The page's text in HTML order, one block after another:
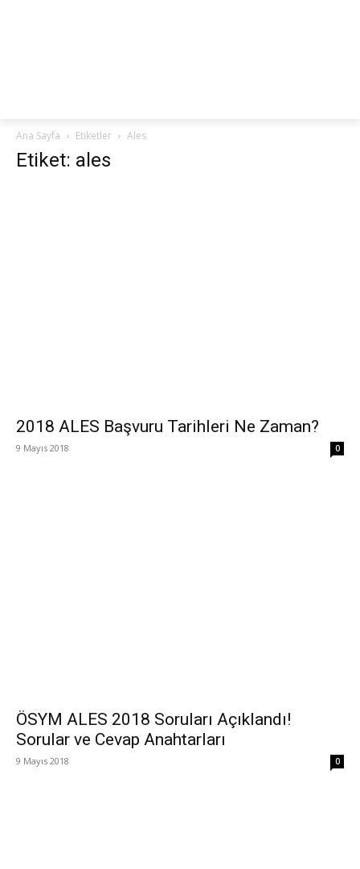
Ana Sayfa Etiketler Ales
Etiket: ales
2018 ALES Başvuru Tarihleri Ne Zaman?
9 Mayıs 2018 0
ÖSYM ALES 2018 Soruları Açıklandı!
Sorular ve Cevap Anahtarları
9 Mayıs 2018 0